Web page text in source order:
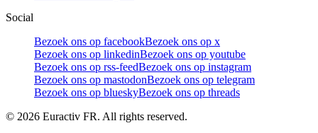
Social
Bezoek ons op facebookBezoek ons op x
Bezoek ons op linkedinBezoek ons op youtube
Bezoek ons op rss-feedBezoek ons op instagram
Bezoek ons op mastodonBezoek ons op telegram
Bezoek ons op blueskyBezoek ons op threads
© 2026 Euractiv FR. All rights reserved.